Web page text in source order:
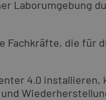
Laborumgebung
Fachkräfte, die für
4.0